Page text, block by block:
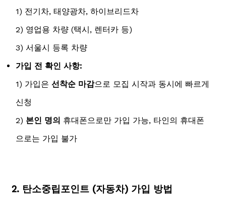
1) 전기차, 태양광차, 하이브리드차
2) 영업용 차량 (택시, 렌터카 등)
3) 서울시 등록 차량
가입 전 확인 사항:
1) 가입은 선착순 마감으로 모집 시작과 동시에 빠르게
신청
2) 본인 명의 휴대폰으로만 가입 가능, 타인의 휴대폰
으로는 가입 불가
2. 탄소중립포인트 (자동차) 가입 방법